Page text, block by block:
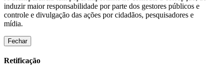
induzir maior responsabilidade por parte dos gestores públicos e
controle e divulgação das ações por cidadãos, pesquisadores e
mídia.
Fechar
Retificação